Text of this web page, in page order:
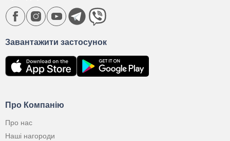
Про Компанію
Про нас
Наші нагороди
Завантажити застосунок